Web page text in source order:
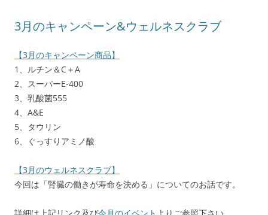
3月のキャンペーン&ウェルネスクラブ
【3月のキャンペーン商品】
1、ルチン＆C＋A
2、スーパーE-400
3、乳酸菌555
4、A&E
5、タウリン
6、ぐっすりアミノ酸
【3月のウェルネスクラブ】
今回は「腎臓の働きが寿命を決める」についてのお話です。